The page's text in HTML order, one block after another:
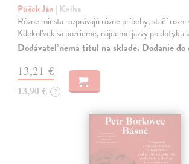
Púček Ján | Kniha
Rôzne miesta rozprávajú rôzne príbehy, stačí
Kdekoľvek sa pozrieme, nájdeme jazvy po dotyku
Dodávateľ nemá titul na sklade. Dodanie
13,21 €
13,90 € ?